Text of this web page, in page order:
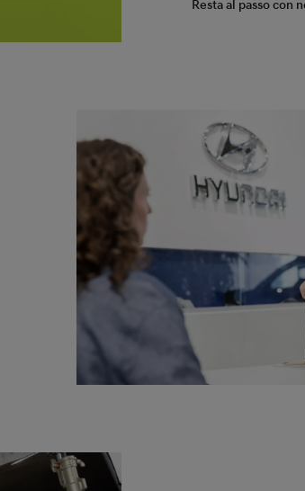
Resta al passo con